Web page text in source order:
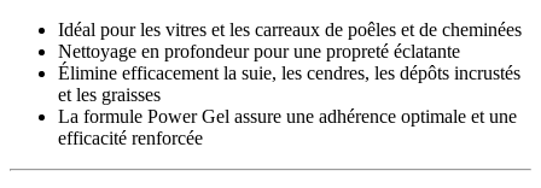
Idéal pour les vitres et les carreaux de poêles et de cheminées
Nettoyage en profondeur pour une propreté éclatante
Élimine efficacement la suie, les cendres, les dépôts incrustés
et les graisses
La formule Power Gel assure une adhérence optimale et une
efficacité renforcée